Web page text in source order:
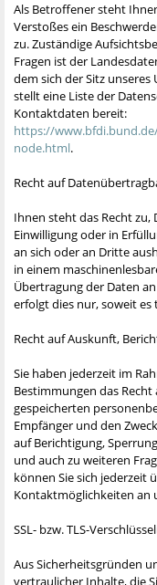
Als Betroffener steht
Verstoßes ein
zu. Zuständige
Fragen ist der
dem sich der Sitz
stellt eine Liste der
Kontaktdaten bereit:
https://
node.html.
Recht auf
Ihnen steht das Recht zu,
Einwilligung oder in
an sich oder an Dritte
in einem
Übertragung der Daten
erfolgt dies nur, soweit es
Recht auf Auskunft,
Sie haben jederzeit im
Bestimmungen das
gespeicherten
Empfänger und den
auf Berichtigung,
und auch zu weiteren
können Sie sich jederzeit
Kontaktmöglichkeiten an
SSL- bzw. TLS-
Aus Sicherheitsgründen
vertraulicher Inhalte, die